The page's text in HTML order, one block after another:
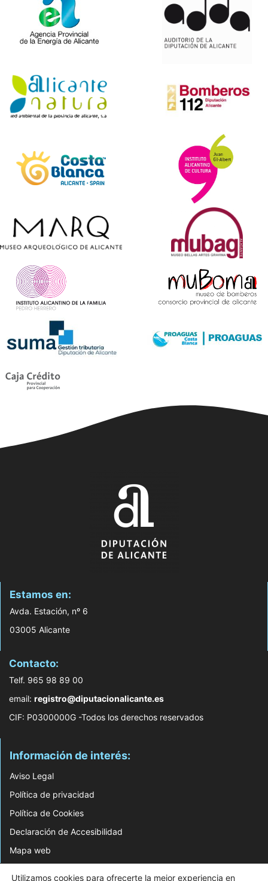
Estamos en:
Avda. Estación, nº 6
03005 Alicante
Contacto:
Telf. 965 98 89 00
email: registro@diputacionalicante.es
CIF: P0300000G -Todos los derechos reservados
Información de interés:
Aviso Legal
Política de privacidad
Política de Cookies
Declaración de Accesibilidad
Mapa web
© 2026 Web Desarrollada por el Servicio de Informática de Diputación de
Utilizamos cookies para ofrecerte la mejor experiencia en